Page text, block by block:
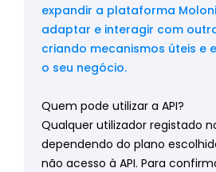
expandir a plataforma
adaptar e interagir com
criando mecanismos úteis e
o seu negócio.
Quem pode utilizar a API?
Qualquer utilizador registado
dependendo do plano
não acesso à API. Para